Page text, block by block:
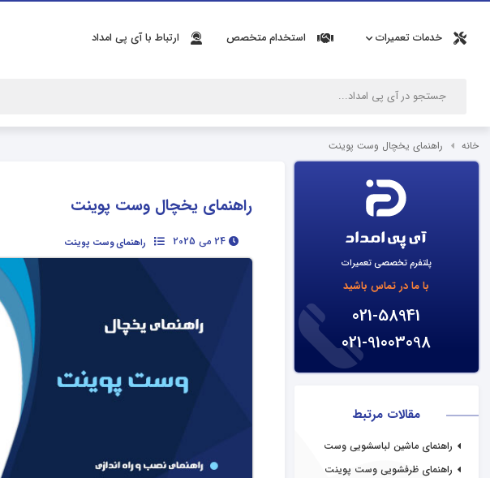
خدمات تعمیرات استخدام متخصص ارتباط با آی پی امداد
خانه راهنمای یخچال وست پوینت
پلتفرم تخصصی تعمیرات
با ما در تماس باشید
021-58941
021-91003098
مقالات مرتبط
راهنمای ماشین لباسشویی وست
راهنمای ظرفشویی وست پوینت
راهنمای یخچال وست پوینت
24 می 2025 راهنمای وست پوینت